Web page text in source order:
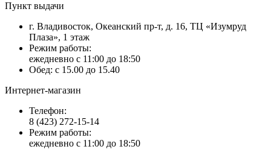
Пункт выдачи
г. Владивосток, Океанский пр-т, д. 16, ТЦ «Изумруд
Плаза», 1 этаж
Режим работы:
ежедневно с 11:00 до 18:50
Обед: с 15.00 до 15.40
Интернет-магазин
Телефон:
8 (423) 272-15-14
Режим работы:
ежедневно с 11:00 до 18:50